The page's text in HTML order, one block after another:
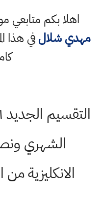
اهلا بكم متابعي
مهدي شلالفي هذا
الشهري
الانكليزية